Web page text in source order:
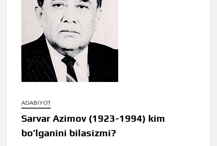
ADABIYOT
Sarvar Azimov (1923-1994) kim
bo’lganini bilasizmi?